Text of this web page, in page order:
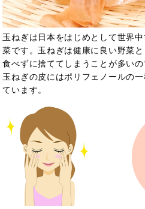
玉ねぎは日本をはじめとして世界
菜です。玉ねぎは健康に良い野菜
食べずに捨ててしまうことが多いの
玉ねぎの皮にはポリフェノールの
ています。